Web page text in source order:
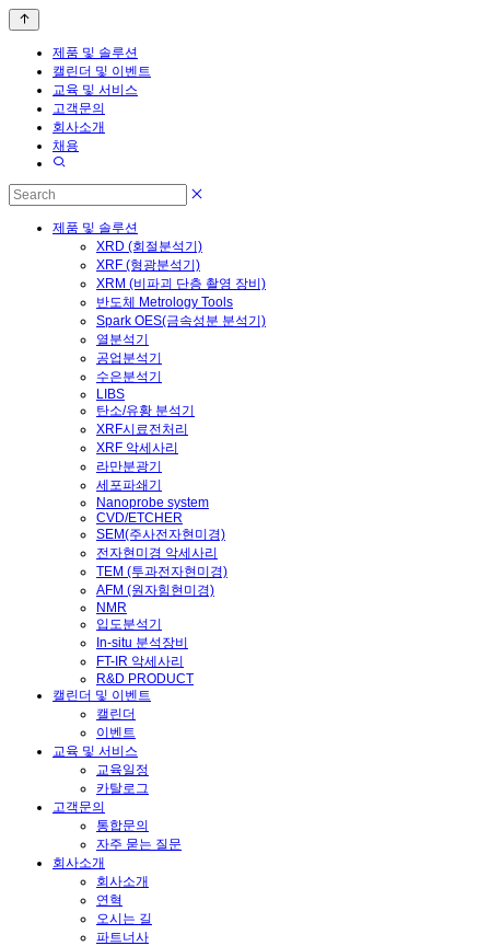
제품 및 솔루션
캘린더 및 이벤트
교육 및 서비스
고객문의
회사소개
채용
제품 및 솔루션
XRD (회절분석기)
XRF (형광분석기)
XRM (비파괴 단층 촬영 장비)
반도체 Metrology Tools
Spark OES(금속성분 분석기)
열분석기
공업분석기
수은분석기
LIBS
탄소/유황 분석기
XRF시료전처리
XRF 악세사리
라만분광기
세포파쇄기
Nanoprobe system
CVD/ETCHER
SEM(주사전자현미경)
전자현미경 악세사리
TEM (투과전자현미경)
AFM (원자힘현미경)
NMR
입도분석기
In-situ 분석장비
FT-IR 악세사리
R&D PRODUCT
캘린더 및 이벤트
캘린더
이벤트
교육 및 서비스
교육일정
카탈로그
고객문의
통합문의
자주 묻는 질문
회사소개
회사소개
연혁
오시는 길
파트너사